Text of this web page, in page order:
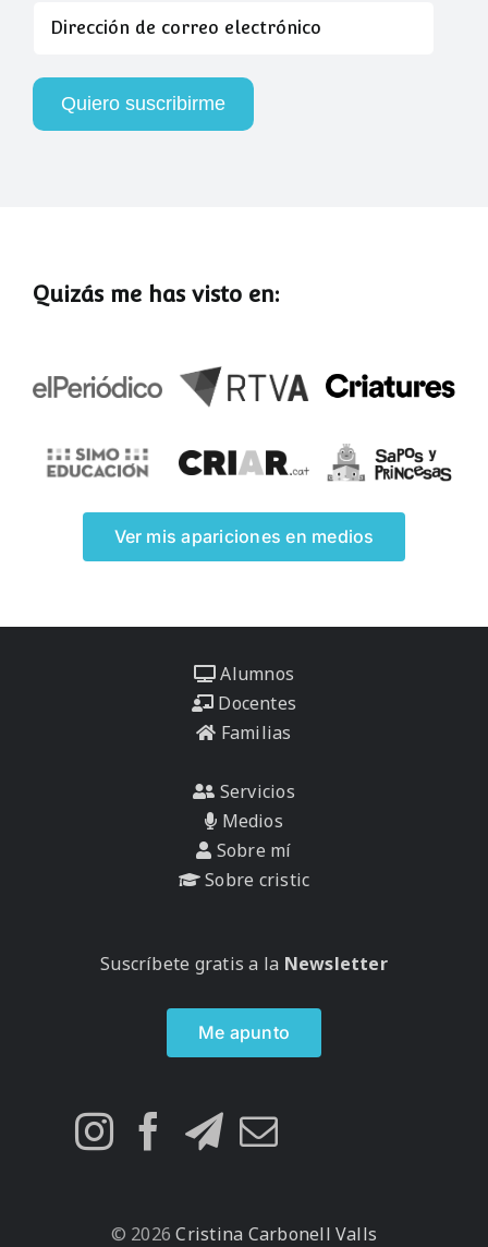
Dirección
correo
electrónico
Quiero suscribirme
Quizás me has visto en:
Ver mis apariciones en medios
Alumnos
Docentes
Familias
Servicios
Medios
Sobre mí
Sobre cristic
Suscríbete gratis a la Newsletter
Me apunto
© 2026 Cristina Carbonell Valls